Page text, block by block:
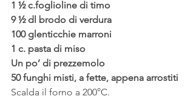
1 ½ c.foglioline di timo
9 ½ dl brodo di verdura
100 glenticchie marroni
1 c. pasta di miso
Un po’ di prezzemolo
50 funghi misti, a fette, appena arrostiti
Scalda il forno a 200°C.